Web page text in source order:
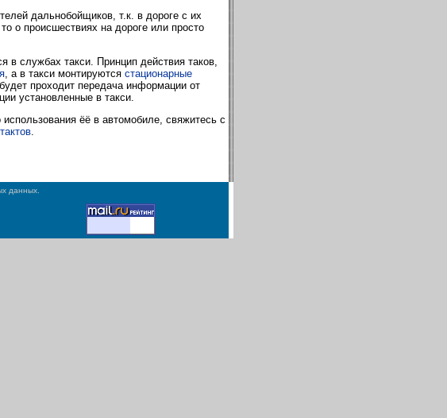
дальнобойщиков, т.к. в дороге с их
о происшествиях на дороге или просто
в службах такси. Принцип действия таков,
, а в такси монтируются стационарные
проходит передача информации от
установленные в такси.
ёё в автомобиле, свяжитесь с
.
данных.